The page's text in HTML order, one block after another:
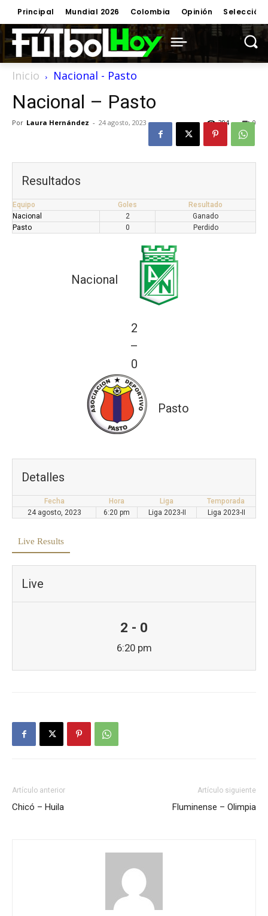
Principal Mundial 2026 Colombia Opinión Selección
Inicio Nacional - Pasto
Nacional – Pasto
Por Laura Hernández - 24 agosto, 2023 0
394
Resultados
Equipo Goles
Resultado
Nacional
2
Ganado
Pasto
0 Perdido
Nacional
2
—
0
Pasto
Detalles
Fecha Hora Liga
Temporada
24 agosto, 2023
6:20 pm Liga 2023-II Liga 2023-II
Live Results
Live
2 - 0
6:20 pm
Artículo anterior
Chicó – Huila
Artículo siguiente
Fluminense – Olimpia